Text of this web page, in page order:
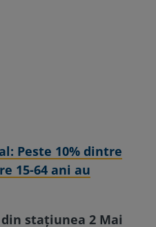
Peste 10% dintre
15-64 ani au
din stațiunea 2 Mai